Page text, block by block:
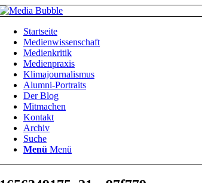
Startseite
Medienwissenschaft
Medienkritik
Medienpraxis
Klimajournalismus
Alumni-Portraits
Der Blog
Mitmachen
Kontakt
Archiv
Suche
Menü Menü